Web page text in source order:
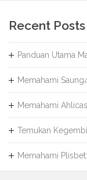
Recent Posts
Panduan Utama
Memahami
Memahami
Temukan
Memahami